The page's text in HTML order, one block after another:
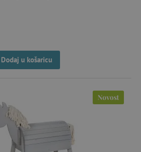
Dodaj u košaricu
Novost